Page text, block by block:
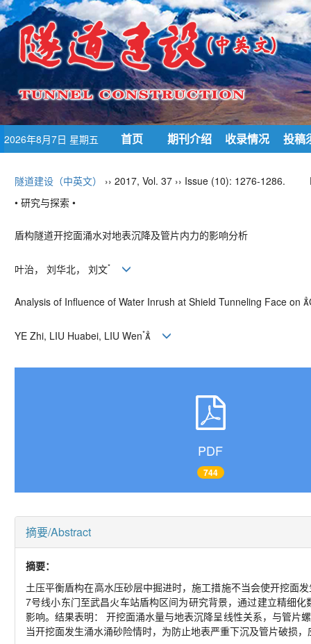
2026年8月7日 星期五 首页 期刊介绍 收录情况 投稿
隧道建设（中英文） ›› 2017, Vol. 37 ›› Issue (10): 1276-1286.
• 研究与探索 •
盾构隧道开挖面涌水对地表沉降及管片内力的影响分析
叶治， 刘华北， 刘文*
Analysis of Influence of Water Inrush at Shield Tunneling Face on
YE Zhi, LIU Huabei, LIU Wen*
PDF
744
摘要/Abstract
摘要：
土压平衡盾构在高水压砂层中掘进时，施工措施不当会使开挖面
7号线小东门至武昌火车站盾构区间为研究背景，通过建立精细
影响。结果表明： 开挖面涌水量与地表沉降呈线性关系，与管片
当开挖面发生涌水涌砂险情时，为防止地表严重下沉及管片破损